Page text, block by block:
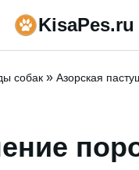
menuKisaPes.ru
собак » Азорская